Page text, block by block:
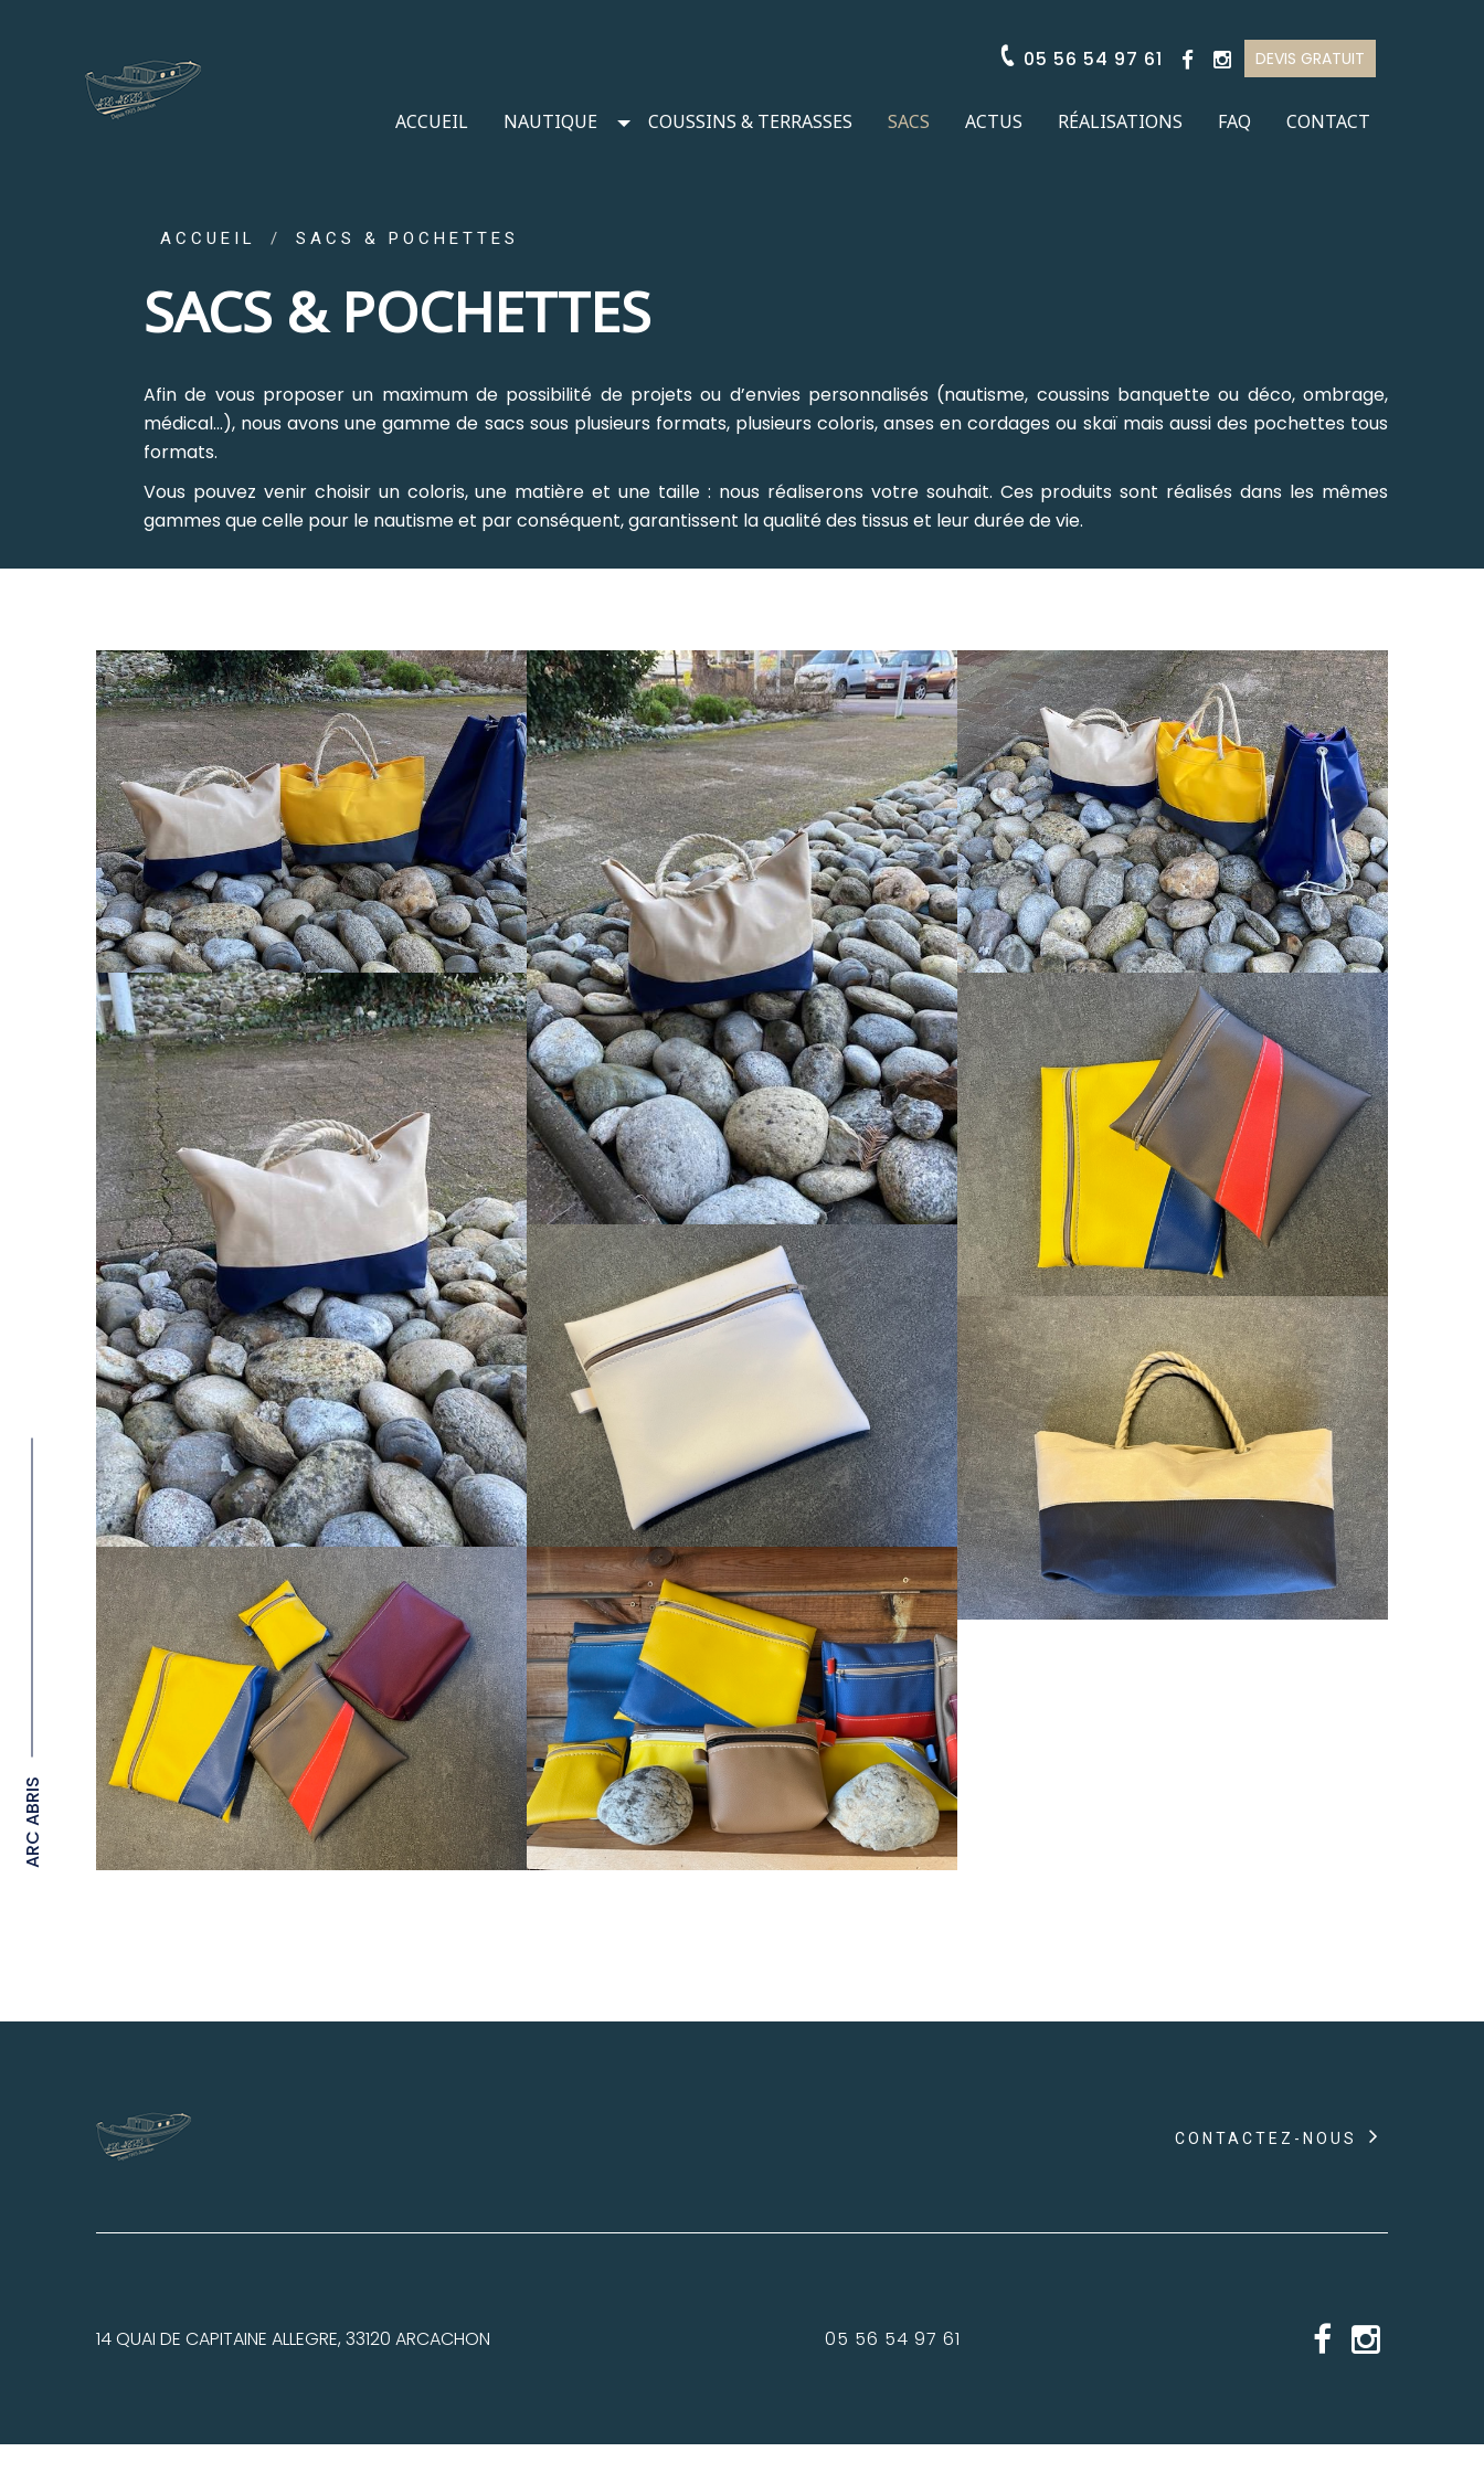
05 56 54 97 61 DEVIS GRATUIT
ACCUEIL NAUTIQUE COUSSINS & TERRASSES SACS ACTUS RÉALISATIONS FAQ CONTACT
ACCUEIL SACS & POCHETTES
SACS & POCHETTES
Afin de vous proposer un maximum de possibilité de projets ou d’envies personnalisés (nautisme, coussins banquette ou déco, ombrage,
médical...), nous avons une gamme de sacs sous plusieurs formats, plusieurs coloris, anses en cordages ou skaï mais aussi des pochettes tous
formats.
Vous pouvez venir choisir un coloris, une matière et une taille : nous réaliserons votre souhait. Ces produits sont réalisés dans les mêmes
gammes que celle pour le nautisme et par conséquent, garantissent la qualité des tissus et leur durée de vie.
ARC ABRIS
CONTACTEZ-NOUS
14 QUAI DE CAPITAINE ALLEGRE, 33120 ARCACHON 05 56 54 97 61